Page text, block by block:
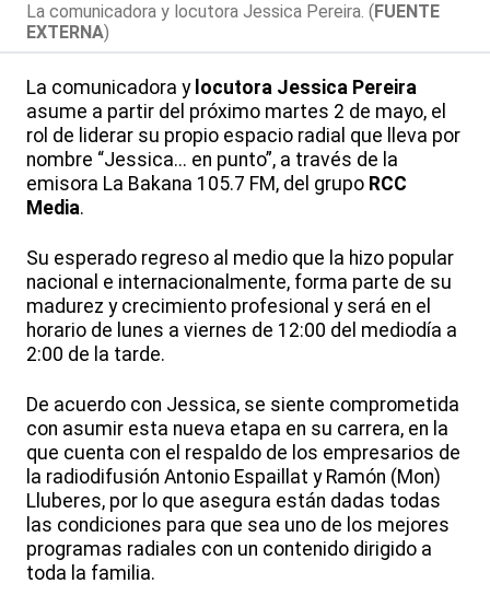
La comunicadora y locutora Jessica Pereira. (FUENTE
EXTERNA)
La comunicadora y locutora Jessica Pereira
asume a partir del próximo martes 2 de mayo, el
rol de liderar su propio espacio radial que lleva por
nombre “Jessica... en punto”, a través de la
emisora La Bakana 105.7 FM, del grupo RCC
Media.
Su esperado regreso al medio que la hizo popular
nacional e internacionalmente, forma parte de su
madurez y crecimiento profesional y será en el
horario de lunes a viernes de 12:00 del mediodía a
2:00 de la tarde.
De acuerdo con Jessica, se siente comprometida
con asumir esta nueva etapa en su carrera, en la
que cuenta con el respaldo de los empresarios de
la radiodifusión Antonio Espaillat y Ramón (Mon)
Lluberes, por lo que asegura están dadas todas
las condiciones para que sea uno de los mejores
programas radiales con un contenido dirigido a
toda la familia.